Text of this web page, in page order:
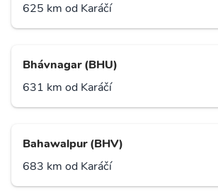
625 km od Karáčí
Bhávnagar (BHU)
631 km od Karáčí
Bahawalpur (BHV)
683 km od Karáčí